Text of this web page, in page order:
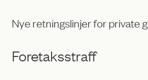
Nye retningslinjer for private
Foretaksstraff